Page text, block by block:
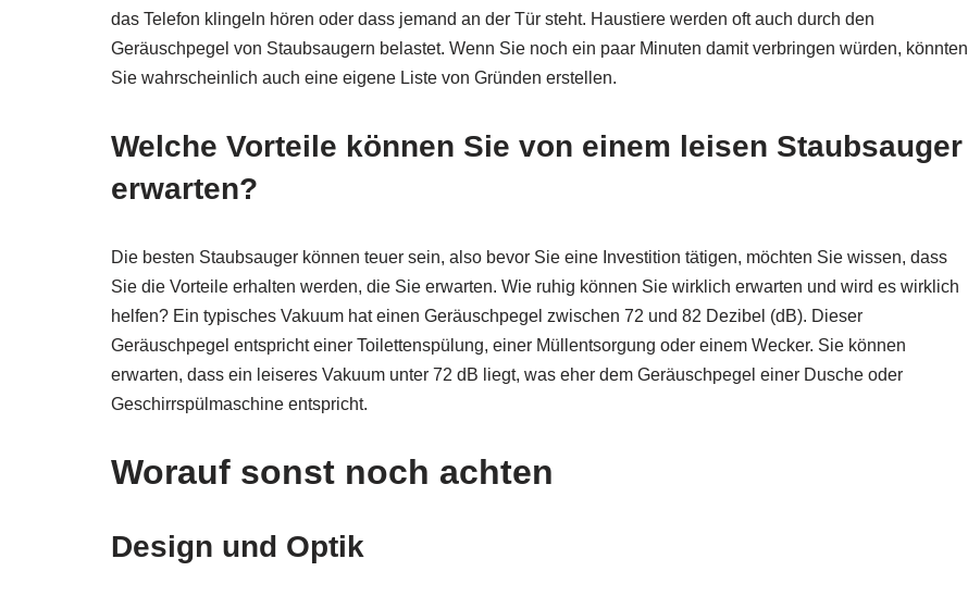
das Telefon klingeln hören oder dass jemand an der Tür steht. Haustiere werden oft auch durch den
Geräuschpegel von Staubsaugern belastet. Wenn Sie noch ein paar Minuten damit verbringen würden, könnten
Sie wahrscheinlich auch eine eigene Liste von Gründen erstellen.
Welche Vorteile können Sie von einem leisen Staubsauger
erwarten?
Die besten Staubsauger können teuer sein, also bevor Sie eine Investition tätigen, möchten Sie wissen, dass
Sie die Vorteile erhalten werden, die Sie erwarten. Wie ruhig können Sie wirklich erwarten und wird es wirklich
helfen? Ein typisches Vakuum hat einen Geräuschpegel zwischen 72 und 82 Dezibel (dB). Dieser
Geräuschpegel entspricht einer Toilettenspülung, einer Müllentsorgung oder einem Wecker. Sie können
erwarten, dass ein leiseres Vakuum unter 72 dB liegt, was eher dem Geräuschpegel einer Dusche oder
Geschirrspülmaschine entspricht.
Worauf sonst noch achten
Design und Optik